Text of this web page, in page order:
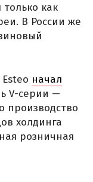
как
В России же
начал
V-серии —
производство
холдинга
розничная